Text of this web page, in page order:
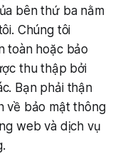
bên thứ ba nằm
Chúng tôi
toàn hoặc bảo
thu thập bởi
Bạn phải thận
về bảo mật thông
web và dịch vụ